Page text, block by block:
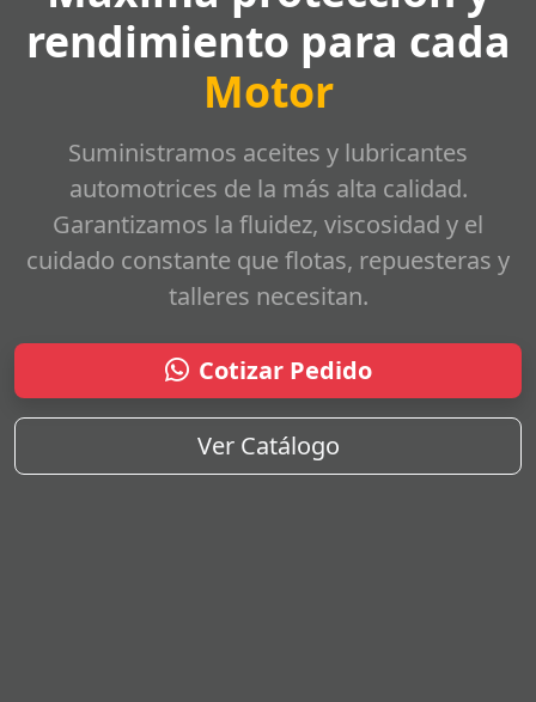
rendimiento para cada
Motor
Suministramos aceites y lubricantes
automotrices de la más alta calidad.
Garantizamos la fluidez, viscosidad y el
cuidado constante que flotas, repuesteras y
talleres necesitan.
Cotizar Pedido
Ver Catálogo